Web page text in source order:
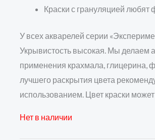
Краски с грануляцией любят
У всех акварелей серии
Укрывистость высокая. Мы делаем
применения крахмала, глицерина,
лучшего раскрытия цвета
использованием. Цвет краски может
Нет в наличии